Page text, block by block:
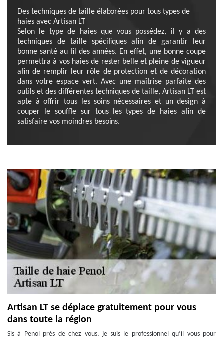
Des techniques de taille élaborées pour tous types de
haies avec Artisan LT
Selon le type de haies que vous possédez, il y a des
techniques de taille spécifiques afin de garantir leur
bonne santé au fil des années. En effet, une bonne coupe
permettra à vos haies de rester belle et pleine de vigueur
afin de remplir leur rôle de protection et de décoration
dans votre espace vert. Avec une maîtrise parfaite des
outils et des différentes techniques de taille, Artisan LT est
apte à offrir tous les soins nécessaires et un design à
couper le souffle sur tous les types de haies afin de
satisfaire vos moindres besoins.
Artisan LT se déplace gratuitement pour vous
dans toute la région
Sis à Penol près de chez vous, je suis le professionnel qu’il vous pour